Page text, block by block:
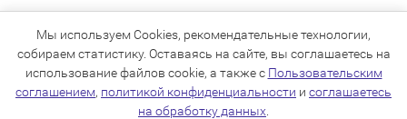
Мы используем Cookies, рекомендательные технологии,
собираем статистику. Оставаясь на сайте, вы соглашаетесь на
использование файлов cookie, а также с Пользовательским
соглашением, политикой конфиденциальности и соглашаетесь
на обработку данных